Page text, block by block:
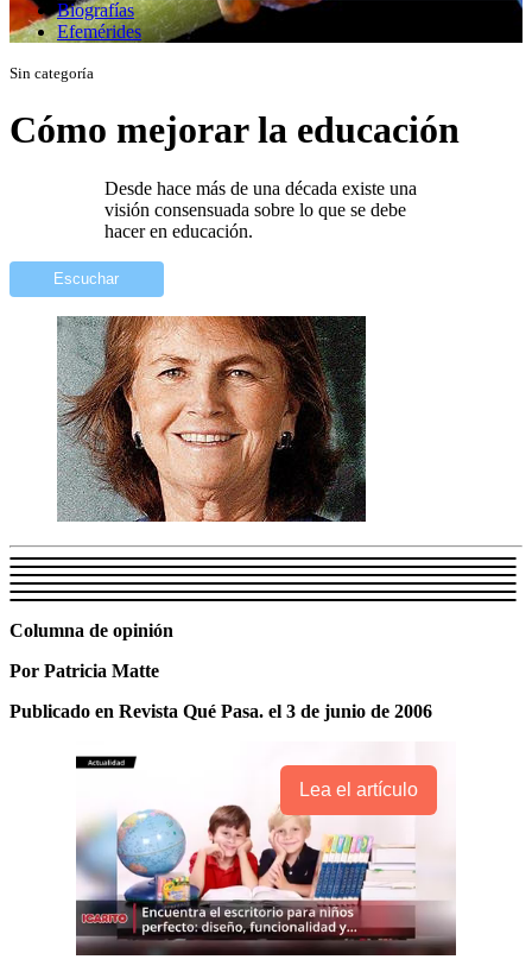
Biografías
Efemérides
Sin categoría
Cómo mejorar la educación
Desde hace más de una década existe una
visión consensuada sobre lo que se debe
hacer en educación.
Escuchar
Columna de opinión
Por Patricia Matte
Publicado en Revista Qué Pasa. el 3 de junio de 2006
Lea el artículo